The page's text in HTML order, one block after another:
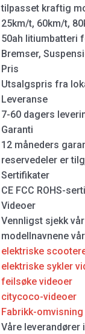
tilpasset kraftig
25km/t, 60km/t,
50ah litiumbatteri
Bremser,
Pris
Utsalgspris fra
Leveranse
7-60 dagers
Garanti
12 måneders
reservedeler er
Sertifikater
CE FCC ROHS-
Videoer
Vennligst sjekk
modellnavnene
elektriske
elektriske sykler
feilsøke videoer
citycoco-videoer
Fabrikk-omvisning
Våre leverandører